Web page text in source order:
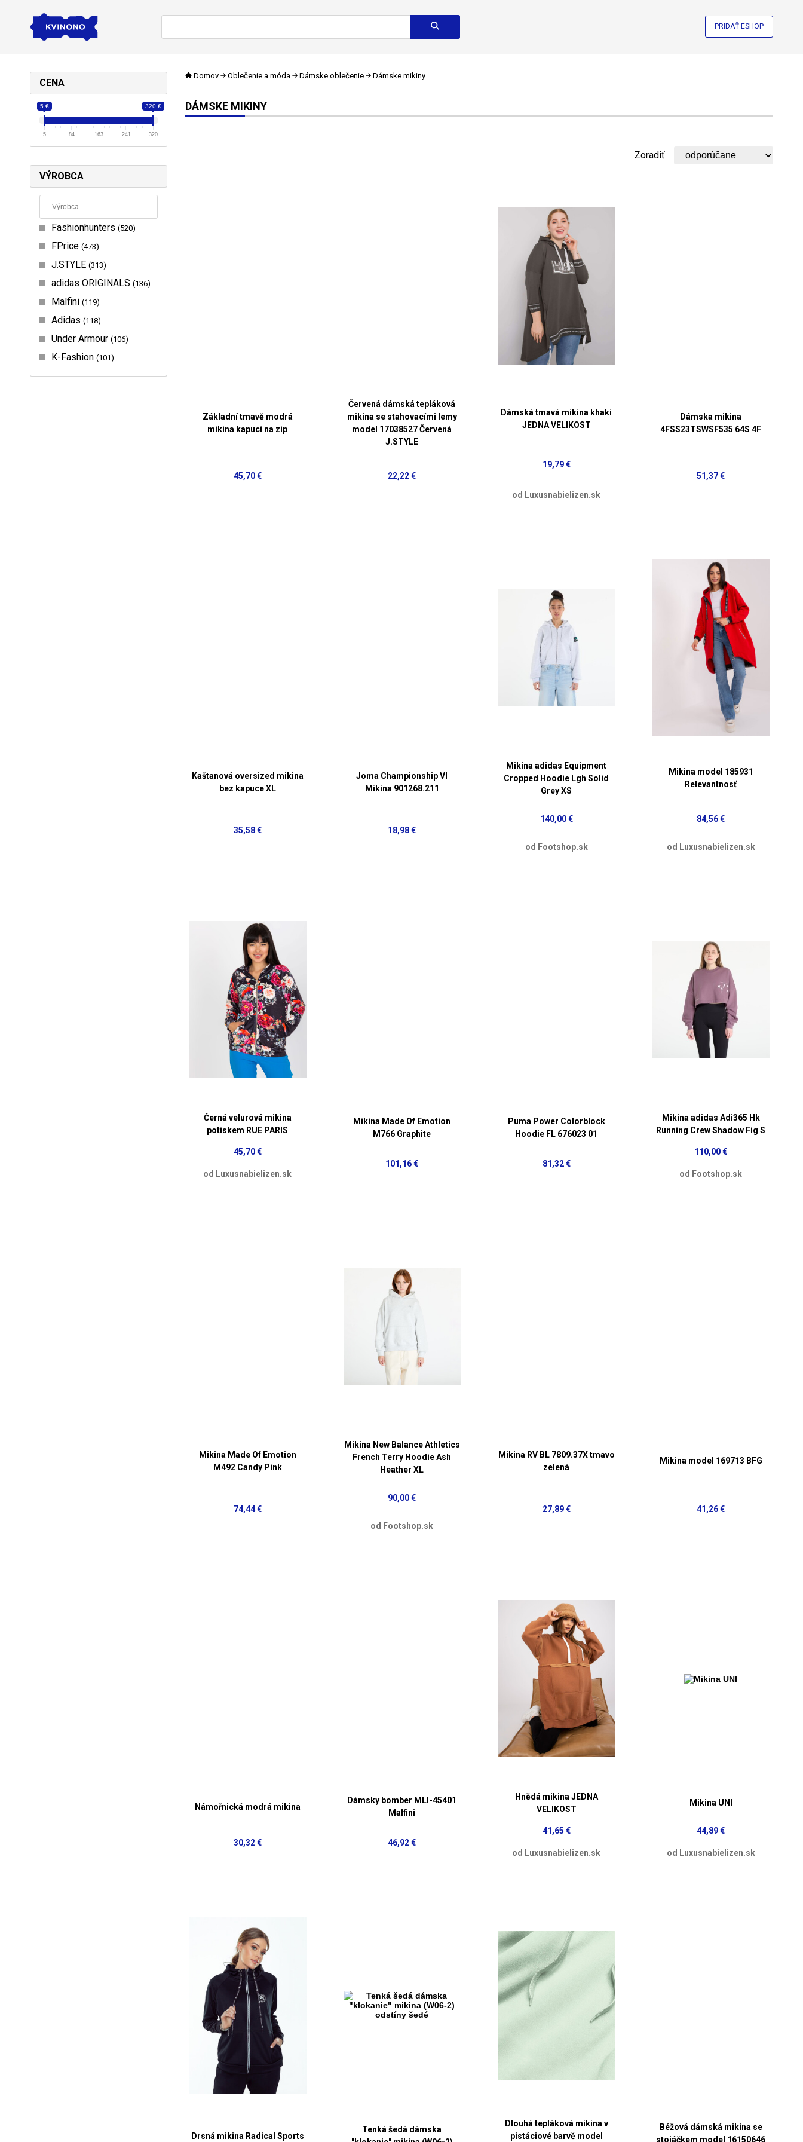
PRIDAŤ ESHOP
CENA
5 € 320 €
5 84 163 241 320
VÝROBCA
Fashionhunters 520
FPrice 473
J.STYLE 313
adidas ORIGINALS 136
Malfini 119
Adidas 118
Under Armour 106
K-Fashion 101
Domov Oblečenie a móda Dámske oblečenie Dámske mikiny
DÁMSKE MIKINY
Zoradiť
Základní tmavě modrá
mikina kapucí na zip
45,70 €
Červená dámská tepláková
mikina se stahovacími lemy
model 17038527 Červená
J.STYLE
22,22 €
Dámská tmavá mikina khaki
JEDNA VELIKOST
19,79 €
od Luxusnabielizen.sk
Dámska mikina
4FSS23TSWSF535 64S 4F
51,37 €
Kaštanová oversized mikina
bez kapuce XL
35,58 €
Joma Championship VI
Mikina 901268.211
18,98 €
Mikina adidas Equipment
Cropped Hoodie Lgh Solid
Grey XS
140,00 €
od Footshop.sk
Mikina model 185931
Relevantnosť
84,56 €
od Luxusnabielizen.sk
Černá velurová mikina
potiskem RUE PARIS
45,70 €
od Luxusnabielizen.sk
Mikina Made Of Emotion
M766 Graphite
101,16 €
Puma Power Colorblock
Hoodie FL 676023 01
81,32 €
Mikina adidas Adi365 Hk
Running Crew Shadow Fig S
110,00 €
od Footshop.sk
Mikina Made Of Emotion
M492 Candy Pink
74,44 €
Mikina New Balance Athletics
French Terry Hoodie Ash
Heather XL
90,00 €
od Footshop.sk
Mikina RV BL 7809.37X tmavo
zelená
27,89 €
Mikina model 169713 BFG
41,26 €
Námořnická modrá mikina
30,32 €
Dámsky bomber MLI-45401
Malfini
46,92 €
Hnědá mikina JEDNA
VELIKOST
41,65 €
od Luxusnabielizen.sk
Mikina UNI
44,89 €
od Luxusnabielizen.sk
Drsná mikina Radical Sports
Tenká šedá dámska
Dlouhá tepláková mikina v
pistáciové barvě model
Béžová dámská mikina se
stojáčkem model 16150646